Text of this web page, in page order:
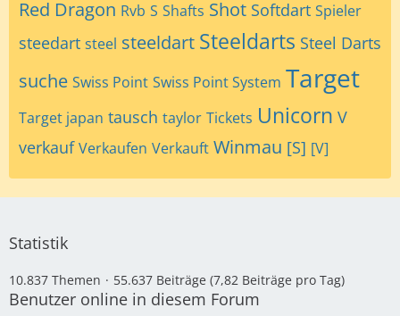
Red Dragon Rvb S Shafts Shot Softdart Spieler
steedart steel steeldart Steeldarts Steel Darts
suche Swiss Point Swiss Point System Target
Target japan tausch taylor Tickets Unicorn V
verkauf Verkaufen Verkauft Winmau [S] [V]
Statistik
10.837 Themen 55.637 Beiträge (7,82 Beiträge pro Tag)
Benutzer online in diesem Forum